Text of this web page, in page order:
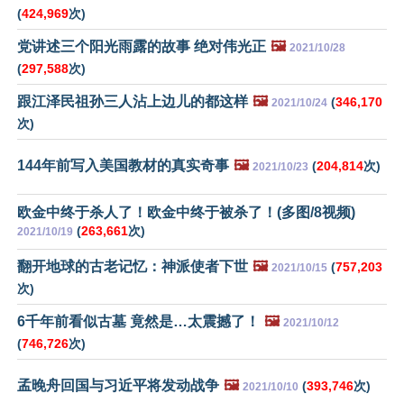
(424,969次)
党讲述三个阳光雨露的故事 绝对伟光正 🖼️ 2021/10/28
(297,588次)
跟江泽民祖孙三人沾上边儿的都这样 🖼️ 2021/10/24 (346,170
次)
144年前写入美国教材的真实奇事 🖼️ 2021/10/23 (204,814次)
欧金中终于杀人了！欧金中终于被杀了！(多图/8视频)
2021/10/19 (263,661次)
翻开地球的古老记忆：神派使者下世 🖼️ 2021/10/15 (757,203
次)
6千年前看似古墓 竟然是…太震撼了！ 🖼️ 2021/10/12
(746,726次)
孟晚舟回国与习近平将发动战争 🖼️ 2021/10/10 (393,746次)